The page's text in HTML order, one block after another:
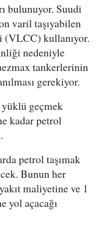
bulunuyor. Suudi
varil taşıyabilen
kullanıyor.
nedeniyle
tankerlerinin
gerekiyor.
geçmek
kadar petrol
petrol taşımak
Bunun her
maliyetine ve 1
yol açacağı